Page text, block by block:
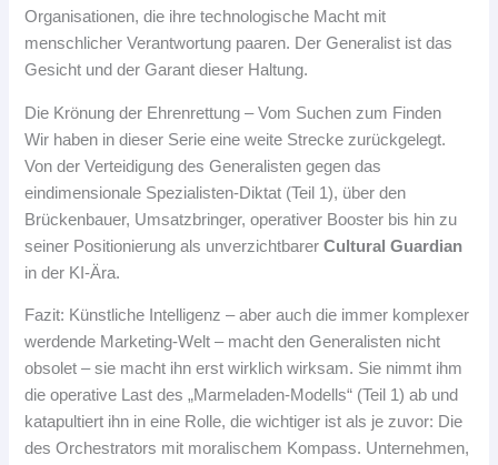
Organisationen, die ihre technologische Macht mit
menschlicher Verantwortung paaren. Der Generalist ist das
Gesicht und der Garant dieser Haltung.
Die Krönung der Ehrenrettung – Vom Suchen zum Finden
Wir haben in dieser Serie eine weite Strecke zurückgelegt.
Von der Verteidigung des Generalisten gegen das
eindimensionale Spezialisten-Diktat (Teil 1), über den
Brückenbauer, Umsatzbringer, operativer Booster bis hin zu
seiner Positionierung als unverzichtbarerCultural Guardian
in der KI-Ära.
Fazit: Künstliche Intelligenz – aber auch die immer komplexer
werdende Marketing-Welt – macht den Generalisten nicht
obsolet – sie macht ihn erst wirklich wirksam. Sie nimmt ihm
die operative Last des „Marmeladen-Modells“ (Teil 1) ab und
katapultiert ihn in eine Rolle, die wichtiger ist als je zuvor: Die
des Orchestrators mit moralischem Kompass. Unternehmen,